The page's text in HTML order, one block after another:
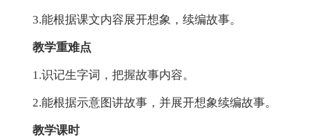
3.能根据课文内容展开想象，续编故事。
教学重难点
1.识记生字词，把握故事内容。
2.能根据示意图讲故事，并展开想象续编故事。
教学课时